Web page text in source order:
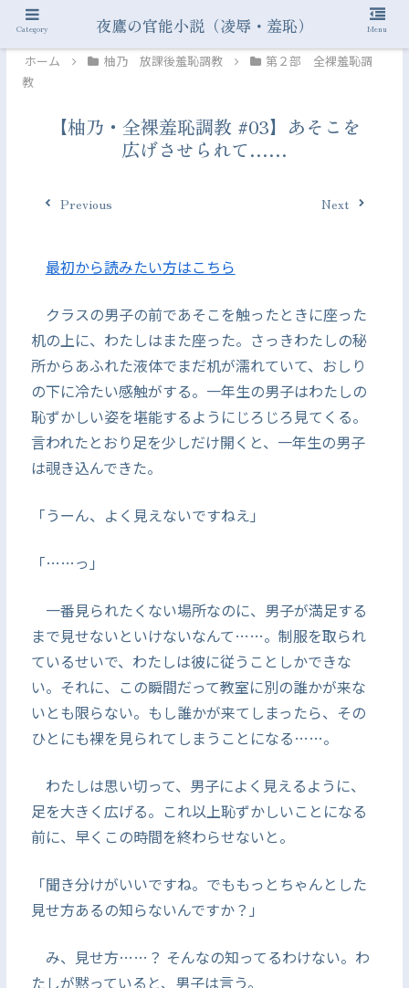
ホーム 柚乃 放課後羞恥調教
第２部 全裸羞恥調
教
【柚乃・全裸羞恥調教 #03】あそこを
広げさせられて……
Previous Next
最初から読みたい方はこちら
クラスの男子の前であそこを触ったときに座った
机の上に、わたしはまた座った。さっきわたしの秘
所からあふれた液体でまだ机が濡れていて、おしり
の下に冷たい感触がする。一年生の男子はわたしの
恥ずかしい姿を堪能するようにじろじろ見てくる。
言われたとおり足を少しだけ開くと、一年生の男子
は覗き込んできた。
「うーん、よく見えないですねえ」
「……っ」
一番見られたくない場所なのに、男子が満足する
まで見せないといけないなんて……。制服を取られ
ているせいで、わたしは彼に従うことしかできな
い。それに、この瞬間だって教室に別の誰かが来な
いとも限らない。もし誰かが来てしまったら、その
ひとにも裸を見られてしまうことになる……。
わたしは思い切って、男子によく見えるように、
足を大きく広げる。これ以上恥ずかしいことになる
前に、早くこの時間を終わらせないと。
「聞き分けがいいですね。でももっとちゃんとした
見せ方あるの知らないんですか？」
み、見せ方……？ そんなの知ってるわけない。わ
たしが黙っていると、男子は言う。
Category 夜鷹の官能小説（凌辱・羞恥） Menu